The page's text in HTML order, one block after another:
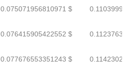
0.075071956810971 $
0.076415905422552 $
0.077676553351243 $